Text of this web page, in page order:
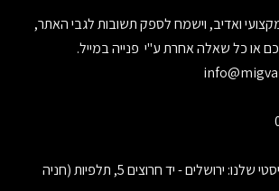
ואדיב, וישמח לספק תשובות לגבי האתר,
או כל שאלה אחרת ע"י פנייה במייל.
בואו לבקר במחסן לוגיסטי שלנו: ירושלים - יד חרוצים 5, תלפיות (חניה